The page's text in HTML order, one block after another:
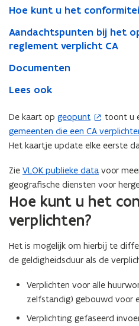
Hoe kunt u het
Aandachtspunten bij het
reglement verplicht CA
Documenten
Lees ook
De kaart op geopunt
(
o
p
n
t
n
i
e
w
v
e
toont u
gemeenten die een CA
Het kaartje update elke eerste
Zie VLOK publieke data voor
geografische diensten voor
Hoe kunt u het
verplichten?
Het is mogelijk om hierbij te
de geldigheidsduur als de
Verplichten voor alle
zelfstandig) gebouwd voor
Verplichting gefaseerd